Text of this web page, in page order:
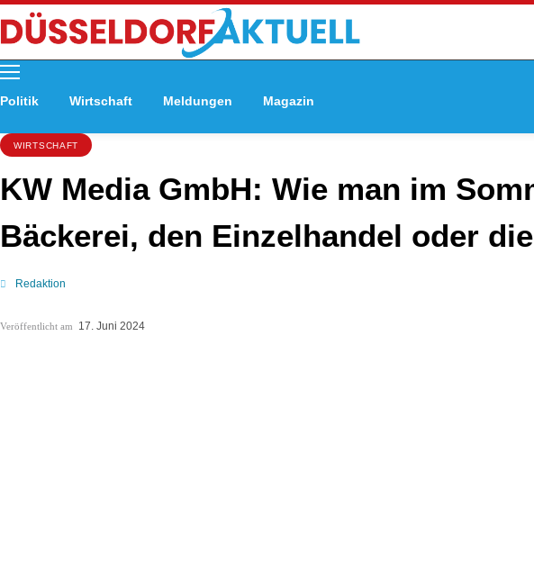
Politik Wirtschaft Meldungen Magazin
WIRTSCHAFT
KW Media GmbH: Wie man im
Bäckerei, den Einzelhandel oder
Redaktion
Veröffentlicht am 17. Juni 2024